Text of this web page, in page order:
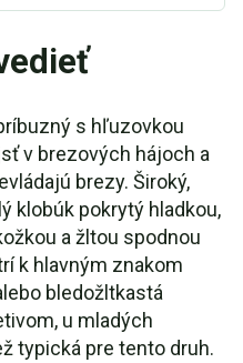
s hľuzovkou
v brezových hájoch a
brezy. Široký,
klobúk pokrytý hladkou,
a žltou spodnou
k hlavným znakom
bledožltkastá
u mladých
typická pre tento druh.